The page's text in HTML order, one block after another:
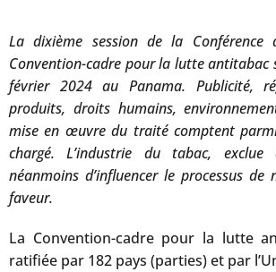
La dixième session de la
Convention-cadre pour la lutte antitabac
février 2024 au Panama. Publicité,
produits, droits humains,
mise en œuvre du traité comptent
chargé. L’industrie du tabac,
néanmoins d’influencer le processus de
faveur.
La Convention-cadre pour la lutte
ratifiée par 182 pays (parties) et par